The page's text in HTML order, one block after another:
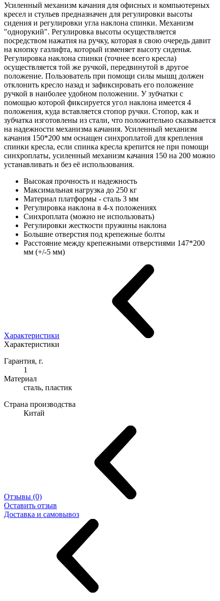
Усиленный механизм качания для офисных и компьютерных
кресел и стульев предназначен для регулировки высоты
сидения и регулировки угла наклона спинки. Механизм
"однорукий". Регулировка высоты осуществляется
посредством нажатия на ручку, которая в свою очередь давит
на кнопку газлифта, который изменяет высоту сиденья.
Регулировка наклона спинки (точнее всего кресла)
осуществляется той же ручкой, передвинутой в другое
положение. Пользователь при помощи силы мышц должен
отклонить кресло назад и зафиксировать его положение
ручкой в наиболее удобном положении. У зубчатки с
помощью которой фиксируется угол наклона имеется 4
положения, куда вставляется стопор ручки. Стопор, как и
зубчатка изготовлены из стали, что положительно сказывается
на надежности механизма качания. Усиленный механизм
качания 150*200 мм оснащен синхроплатой для крепления
спинки кресла, если спинка кресла крепится не при помощи
синхроплаты, усиленный механизм качания 150 на 200 можно
устанавливать и без её использования.
Высокая прочность и надежность
Максимальная нагрузка до 250 кг
Материал платформы - сталь 3 мм
Регулировка наклона в 4-х положениях
Синхроплата (можно не использовать)
Регулировки жесткости пружины наклона
Большие отверстия под крепежные болты
Расстояние между крепежными отверстиями 147*200
мм (+/-5 мм)
Характеристики
Характеристики
Гарантия, г.
1
Материал
сталь, пластик
Страна производства
Китай
Отзывы (0)
Оставить отзыв
Доставка и самовывоз